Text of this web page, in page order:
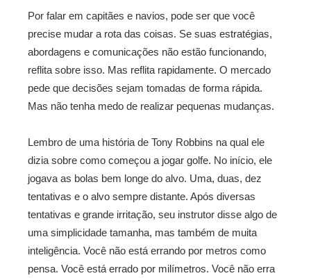
Por falar em capitães e navios, pode ser que você
precise mudar a rota das coisas. Se suas estratégias,
abordagens e comunicações não estão funcionando,
reflita sobre isso. Mas reflita rapidamente. O mercado
pede que decisões sejam tomadas de forma rápida.
Mas não tenha medo de realizar pequenas mudanças.
Lembro de uma história de Tony Robbins na qual ele
dizia sobre como começou a jogar golfe. No início, ele
jogava as bolas bem longe do alvo. Uma, duas, dez
tentativas e o alvo sempre distante. Após diversas
tentativas e grande irritação, seu instrutor disse algo de
uma simplicidade tamanha, mas também de muita
inteligência. Você não está errando por metros como
pensa. Você está errado por milímetros. Você não erra